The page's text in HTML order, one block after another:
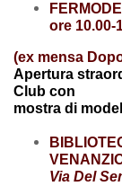
ore 10.00-
(ex mensa
Apertura
Club con
mostra di
Via Del